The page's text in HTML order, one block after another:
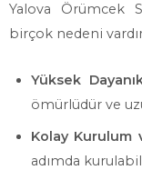
Yalova Örümcek
birçok nedeni
Yüksek
ömürlüdür ve
Kolay Kurulum
adımda